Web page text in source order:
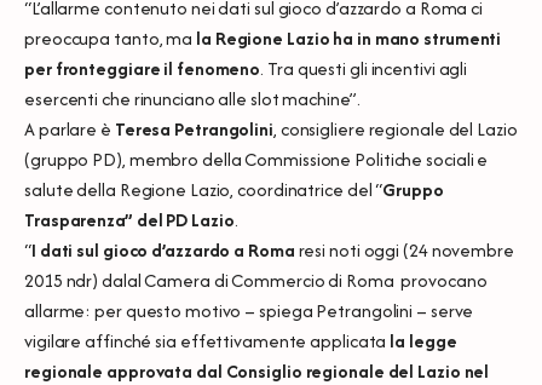
“L’allarme contenuto nei dati sul gioco d’azzardo a Roma ci
preoccupa tanto, ma la Regione Lazio ha in mano strumenti
per fronteggiare il fenomeno. Tra questi gli incentivi agli
esercenti che rinunciano alle slot machine”.
A parlare è Teresa Petrangolini, consigliere regionale del Lazio
(gruppo PD), membro della Commissione Politiche sociali e
salute della Regione Lazio, coordinatrice del “Gruppo
Trasparenza” del PD Lazio.
“I dati sul gioco d’azzardo a Romaresi noti oggi (24 novembre
2015 ndr) dalal Camera di Commercio di Roma provocano
allarme: per questo motivo – spiega Petrangolini – serve
vigilare affinché sia effettivamente applicata la legge
regionale approvata dal Consiglio regionale del Lazio nel